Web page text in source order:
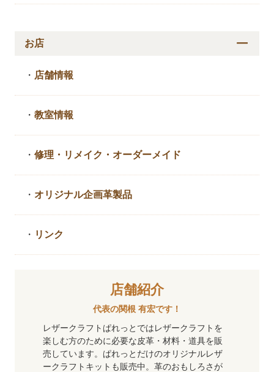
お店
・ 店舗情報
・教室情報
・修理・リメイク・ オーダーメイド
・ オリジナル企画革製品
・ リンク
店舗紹介
代表の関根 有宏です！
レザークラフトぱれっとではレザークラフトを
楽しむ方のために必要な皮革・材料・道具を販
売しています。ぱれっとだけのオリジナルレザ
ークラフトキットも販売中。革のおもしろさが